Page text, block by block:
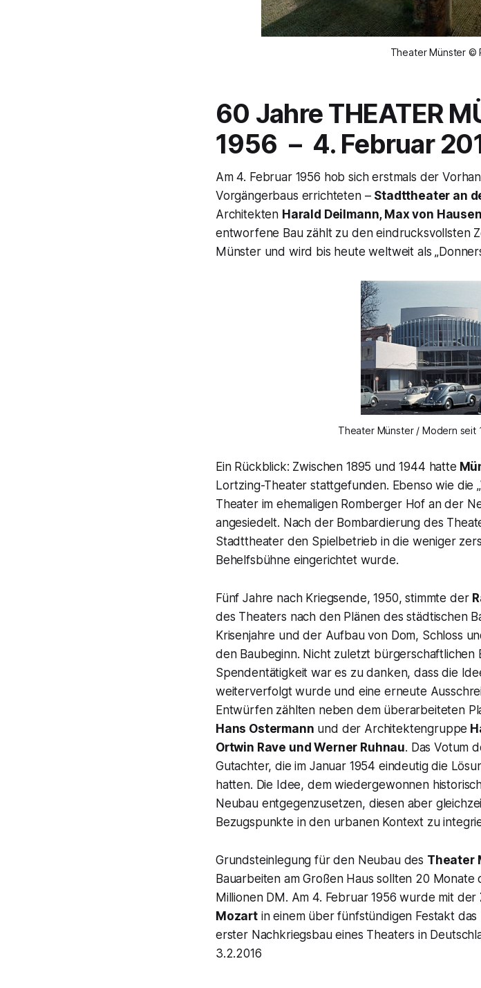
Theater Münster ©
60 Jahre THEATER
1956 – 4. Februar
Am 4. Februar 1956 hob sich erstmals der
Vorgängerbaus errichteten – Stadttheater an
Architekten Harald Deilmann, Max von
entworfene Bau zählt zu den eindrucksvollsten
Münster und wird bis heute weltweit als „
Theater Münster / Modern
Ein Rückblick: Zwischen 1895 und 1944 hatte
Lortzing-Theater stattgefunden. Ebenso wie die
Theater im ehemaligen Romberger Hof an der
angesiedelt. Nach der Bombardierung des
Stadttheater den Spielbetrieb in die weniger
Behelfsbühne eingerichtet wurde.
Fünf Jahre nach Kriegsende, 1950, stimmte der
des Theaters nach den Plänen des städtischen
Krisenjahre und der Aufbau von Dom, Schloss
den Baubeginn. Nicht zuletzt bürgerschaftlichen
Spendentätigkeit war es zu danken, dass die
weiterverfolgt wurde und eine erneute
Entwürfen zählten neben dem überarbeiteten
Hans Ostermann und der Architektengruppe
Ortwin Rave und Werner Ruhnau. Das Votum
Gutachter, die im Januar 1954 eindeutig die
hatten. Die Idee, dem wiedergewonnen
Neubau entgegenzusetzen, diesen aber
Bezugspunkte in den urbanen Kontext zu
Grundsteinlegung für den Neubau des Theater
Bauarbeiten am Großen Haus sollten 20
Millionen DM. Am 4. Februar 1956 wurde mit der
Mozartin einem über fünfstündigen Festakt
erster Nachkriegsbau eines Theaters in
3.2.2016